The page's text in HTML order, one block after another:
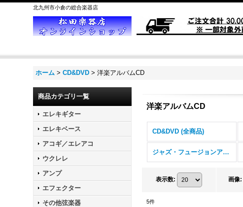
北九州市小倉の総合楽器店
ホーム > CD&DVD > 洋楽アルバムCD
商品カテゴリ一覧
エレキギター
エレキベース
アコギ／エレアコ
ウクレレ
アンプ
エフェクター
その他弦楽器
洋楽アルバムCD
CD&DVD (全商品)
ジャズ・フュージョンアルバムCD
表示数: 画像:
5件